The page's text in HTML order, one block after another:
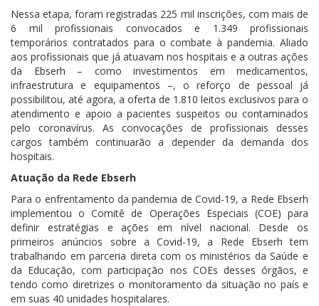
Nessa etapa, foram registradas 225 mil inscrições, com mais de
6 mil profissionais convocados e 1.349 profissionais
temporários contratados para o combate à pandemia. Aliado
aos profissionais que já atuavam nos hospitais e a outras ações
da Ebserh – como investimentos em medicamentos,
infraestrutura e equipamentos –, o reforço de pessoal já
possibilitou, até agora, a oferta de 1.810 leitos exclusivos para o
atendimento e apoio a pacientes suspeitos ou contaminados
pelo coronavírus. As convocações de profissionais desses
cargos também continuarão a depender da demanda dos
hospitais.
Atuação da Rede Ebserh
Para o enfrentamento da pandemia de Covid-19, a Rede Ebserh
implementou o Comitê de Operações Especiais (COE) para
definir estratégias e ações em nível nacional. Desde os
primeiros anúncios sobre a Covid-19, a Rede Ebserh tem
trabalhando em parceria direta com os ministérios da Saúde e
da Educação, com participação nos COEs desses órgãos, e
tendo como diretrizes o monitoramento da situação no país e
em suas 40 unidades hospitalares.